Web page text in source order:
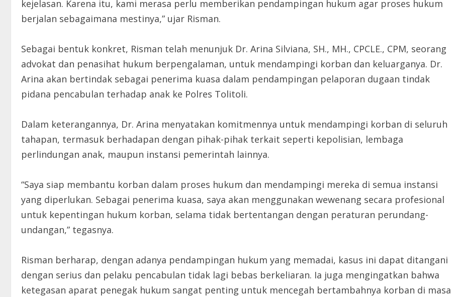
kejelasan. Karena itu, kami merasa perlu memberikan pendampingan hukum agar proses hukum
berjalan sebagaimana mestinya,” ujar Risman.
Sebagai bentuk konkret, Risman telah menunjuk Dr. Arina Silviana, SH., MH., CPCLE., CPM, seorang
advokat dan penasihat hukum berpengalaman, untuk mendampingi korban dan keluarganya. Dr.
Arina akan bertindak sebagai penerima kuasa dalam pendampingan pelaporan dugaan tindak
pidana pencabulan terhadap anak ke Polres Tolitoli.
Dalam keterangannya, Dr. Arina menyatakan komitmennya untuk mendampingi korban di seluruh
tahapan, termasuk berhadapan dengan pihak-pihak terkait seperti kepolisian, lembaga
perlindungan anak, maupun instansi pemerintah lainnya.
“Saya siap membantu korban dalam proses hukum dan mendampingi mereka di semua instansi
yang diperlukan. Sebagai penerima kuasa, saya akan menggunakan wewenang secara profesional
untuk kepentingan hukum korban, selama tidak bertentangan dengan peraturan perundang-
undangan,” tegasnya.
Risman berharap, dengan adanya pendampingan hukum yang memadai, kasus ini dapat ditangani
dengan serius dan pelaku pencabulan tidak lagi bebas berkeliaran. Ia juga mengingatkan bahwa
ketegasan aparat penegak hukum sangat penting untuk mencegah bertambahnya korban di masa